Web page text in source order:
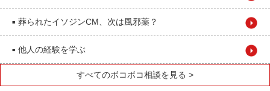
■ 葬られたイソジンCM、次は風邪薬？
■ 他人の経験を学ぶ
すべてのボコボコ相談を見る >